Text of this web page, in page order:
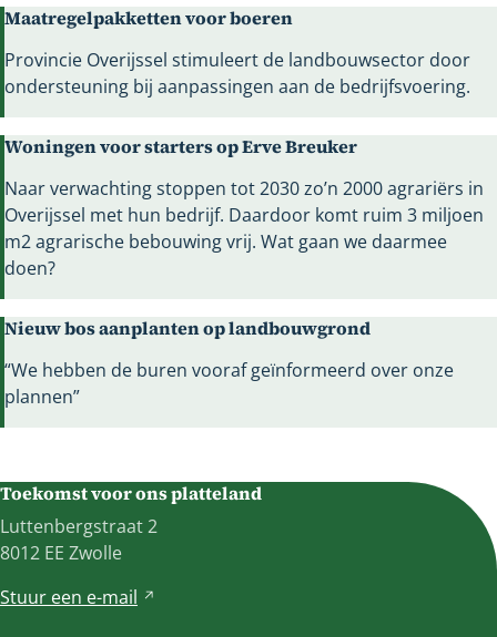
Maatregelpakketten voor boeren
Provincie Overijssel stimuleert de landbouwsector door
ondersteuning bij aanpassingen aan de bedrijfsvoering.
Woningen voor starters op Erve Breuker
Naar verwachting stoppen tot 2030 zo’n 2000 agrariërs in
Overijssel met hun bedrijf. Daardoor komt ruim 3 miljoen
m2 agrarische bebouwing vrij. Wat gaan we daarmee
doen?
Nieuw bos aanplanten op landbouwgrond
“We hebben de buren vooraf geïnformeerd over onze
plannen”
Toekomst voor ons platteland
Luttenbergstraat 2
8012 EE Zwolle
Stuur een e-mail